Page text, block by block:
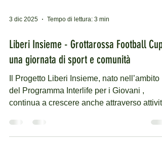
3 dic 2025 Tempo di lettura: 3 min
Liberi Insieme - Grottarossa Football Cup:
una giornata di sport e comunità
Il Progetto Liberi Insieme, nato nell’ambito
continua a crescere anche attraverso attività
che mettono al centro relazione, socialità e